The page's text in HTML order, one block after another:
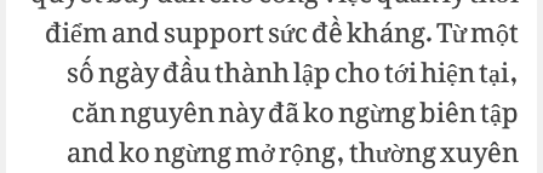
điểm and support sức đề kháng. Từ một
số ngày đầu thành lập cho tới hiện tại,
căn nguyên này đã ko ngừng biên tập
and ko ngừng mở rộng, thường xuyên